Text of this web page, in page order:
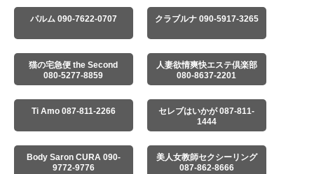
パルム 090-7622-0707 クラブルナ 090-5917-3265
猫の宅急便 the Second
080-5277-8859
人妻欲情爽快エステ倶楽部
080-8637-2201
Ti Amo 087-811-2266
セレブはいかが 087-811-
1444
Body Saron CURA 090-
9772-9776
美人女教師セクシーリング
087-862-8666